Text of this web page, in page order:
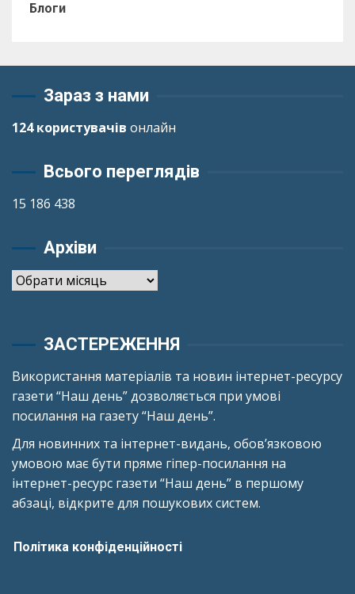
Блоги
Зараз з нами
124 користувачів онлайн
Всього переглядів
15 186 438
Архіви
Архіви
ЗАСТЕРЕЖЕННЯ
Використання матеріалів та новин інтернет-ресурсу
газети “Наш день” дозволяється при умові
посилання на газету “Наш день”.
Для новинних та інтернет-видань, обов’язковою
умовою має бути пряме гіпер-посилання на
інтернет-ресурс газети “Наш день” в першому
абзаці, відкрите для пошукових систем.
Політика конфіденційності